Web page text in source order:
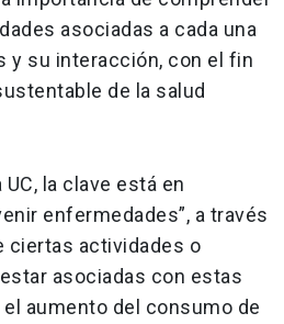
asociadas a cada una
y su interacción, con el fin
de la salud
la clave está en
enfermedades”, a través
ciertas actividades o
asociadas con estas
aumento del consumo de